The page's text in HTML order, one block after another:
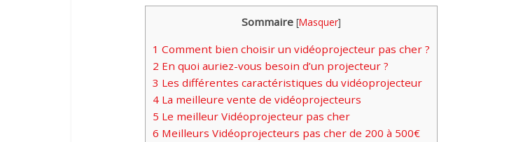
Sommaire [Masquer]
1 Comment bien choisir un vidéoprojecteur pas cher ?
2 En quoi auriez-vous besoin d’un projecteur ?
3 Les différentes caractéristiques du vidéoprojecteur
4 La meilleure vente de vidéoprojecteurs
5 Le meilleur Vidéoprojecteur pas cher
6 Meilleurs Vidéoprojecteurs pas cher de 200 à 500€